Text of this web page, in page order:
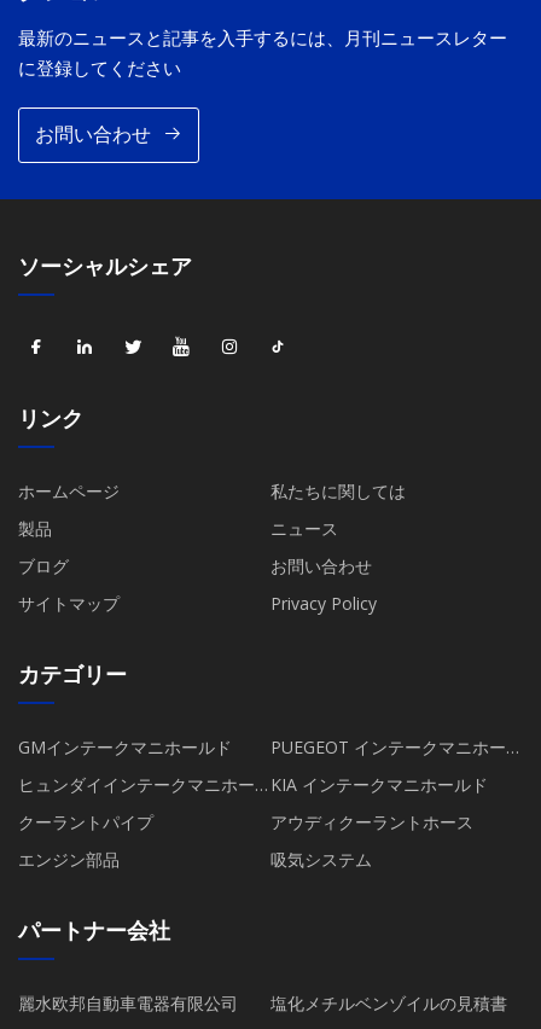
最新のニュースと記事を入手するには、月刊ニュースレター
に登録してください
お問い合わせ
ソーシャルシェア
リンク
ホームページ
私たちに関しては
製品
ニュース
ブログ
お問い合わせ
サイトマップ
Privacy Policy
カテゴリー
GMインテークマニホールド
PUEGEOT インテークマニホール
ド
ヒュンダイインテークマニホー
ルド
KIA インテークマニホールド
クーラントパイプ
アウディクーラントホース
エンジン部品
吸気システム
パートナー会社
麗水欧邦自動車電器有限公司
塩化メチルベンゾイルの見積書